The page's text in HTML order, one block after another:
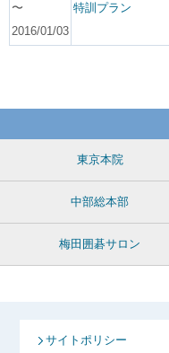
〜
2016/01/03
特訓プラン
東京本院
中部総本部
梅田囲碁サロン
サイトポリシー